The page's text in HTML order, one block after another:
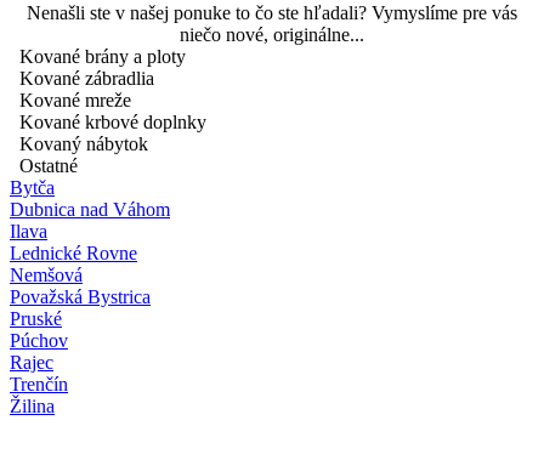
Nenašli ste v našej ponuke to čo ste hľadali? Vymyslíme pre vás
niečo nové, originálne...
Kované brány a ploty
Kované zábradlia
Kované mreže
Kované krbové doplnky
Kovaný nábytok
Ostatné
Bytča
Dubnica nad Váhom
Ilava
Lednické Rovne
Nemšová
Považská Bystrica
Pruské
Púchov
Rajec
Trenčín
Žilina